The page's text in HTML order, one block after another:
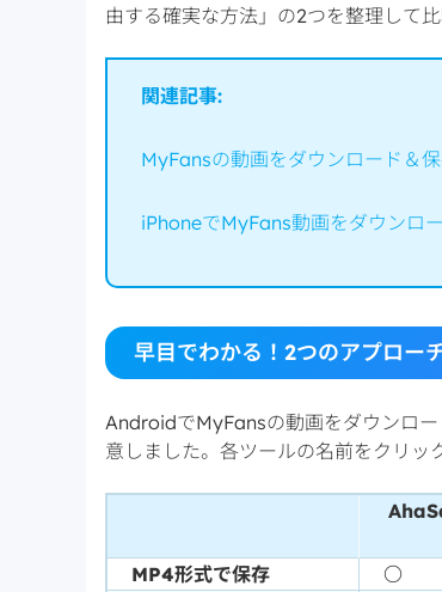
由する確実な方法」の2つを整理して比
関連記事:
MyFansの動画をダウンロード＆
iPhoneでMyFans動画をダウンロ
早目でわかる！2つのアプロー
AndroidでMyFansの動画をダウンロ
意しました。各ツールの名前をクリッ
MP4形式で保存
〇